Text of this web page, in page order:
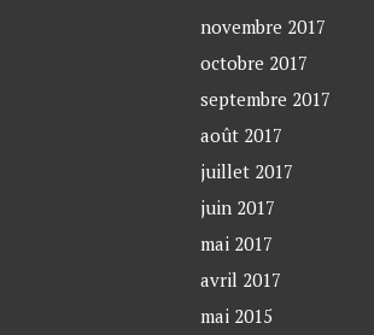
novembre 2017
octobre 2017
septembre 2017
août 2017
juillet 2017
juin 2017
mai 2017
avril 2017
mai 2015